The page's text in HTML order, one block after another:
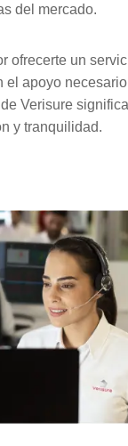
del mercado.
ofrecerte un
apoyo
Verisure
y tranquilidad.